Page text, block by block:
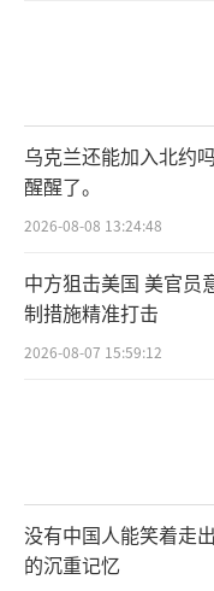
尔斯洲际导弹的
俄罗斯为何
反问一句，
问题：俄罗
简单回答：需
直接了当、
乌克兰还能加入北约
醒醒了。
2026-08-08 13:24:48
中方狙击美国 美官员
制措施精准打击
2026-08-07 15:59:12
没有中国人能笑着走
的沉重记忆